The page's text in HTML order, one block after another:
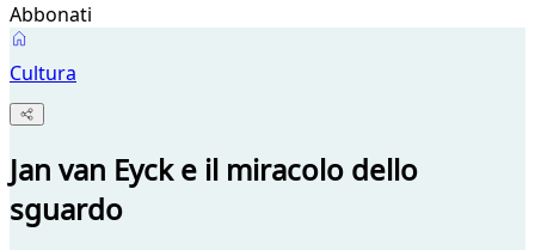
Abbonati
Cultura
Jan van Eyck e il miracolo dello
sguardo